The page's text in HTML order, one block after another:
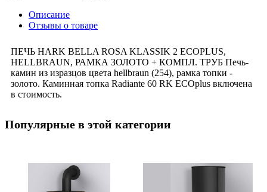
Описание
Отзывы о товаре
ПЕЧЬ HARK BELLA ROSA KLASSIK 2 ECOPLUS,
HELLBRAUN, РАМКА ЗОЛОТО + КОМПЛ. ТРУБ Печь-
камин из изразцов цвета hellbraun (254), рамка топки -
золото. Каминная топка Radiante 60 RK ECOplus включена
в стоимость.
Популярные в этой категории